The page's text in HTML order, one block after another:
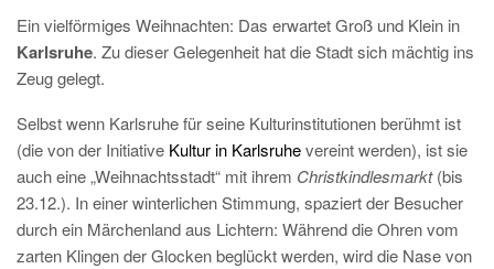
Ein vielförmiges Weihnachten: Das erwartet Groß und Klein in
Karlsruhe. Zu dieser Gelegenheit hat die Stadt sich mächtig ins
Zeug gelegt.
Selbst wenn Karlsruhe für seine Kulturinstitutionen berühmt ist
(die von der Initiative Kultur in Karlsruhevereint werden), ist sie
auch eine „Weihnachtsstadt“ mit ihrem Christkindlesmarkt(bis
23.12.). In einer winterlichen Stimmung, spaziert der Besucher
durch ein Märchenland aus Lichtern: Während die Ohren vom
zarten Klingen der Glocken beglückt werden, wird die Nase von